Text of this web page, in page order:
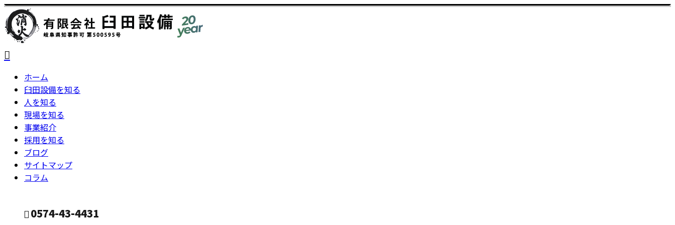
ホーム
臼田設備を知る
人を知る
現場を知る
事業紹介
採用を知る
ブログ
サイトマップ
コラム
0574-43-4431